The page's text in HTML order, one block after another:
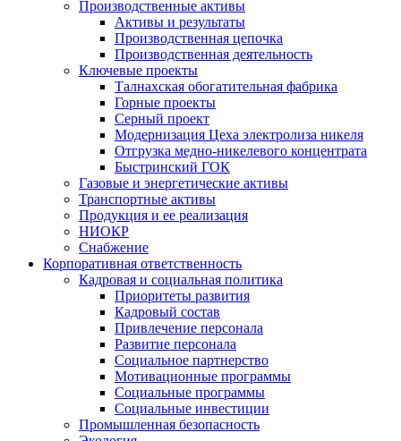
Производственные активы
Активы и результаты
Производственная цепочка
Производственная деятельность
Ключевые проекты
Талнахская обогатительная фабрика
Горные проекты
Серный проект
Модернизация Цеха электролиза никеля
Отгрузка медно-никелевого концентрата
Быстринский ГОК
Газовые и энергетические активы
Транспортные активы
Продукция и ее реализация
НИОКР
Снабжение
Корпоративная ответственность
Кадровая и социальная политика
Приоритеты развития
Кадровый состав
Привлечение персонала
Развитие персонала
Социальное партнерство
Мотивационные программы
Социальные программы
Социальные инвестиции
Промышленная безопасность